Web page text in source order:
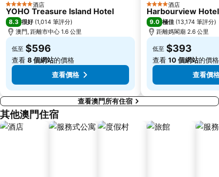
珠海美人魚雕像
Casino Babylon
大炮臺
Zhuhai Sandie Waterfalls
Sun Yat-sen University
Song Yusheng Park
International Youth Dance Festival
Flora Gardens
Airport Metro Station
5 星級 酒店
YOHO Treasure Island Hotel
8.3 很好 (1,014 筆評分)
澳門, 距離市中心 1.6 公里
低至 $596
查看 8 個網站的價格
查看價格
4 星級 酒店
Harbourview
9.0 極佳 (13,174 筆評分)
距離媽閣廟 2.6 公里
低至 $393
查看 10 個網站的價格
查看價
查看澳門所有住宿
其他澳門住宿